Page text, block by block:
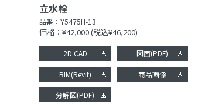
立水栓
品番：Y5475H-13
価格：¥42,000(税込¥46,200)
2D CAD 図面(PDF)
BIM(Revit) 商品画像
分解図(PDF)